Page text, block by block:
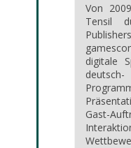
Von
Tensil
digitale
Gast-